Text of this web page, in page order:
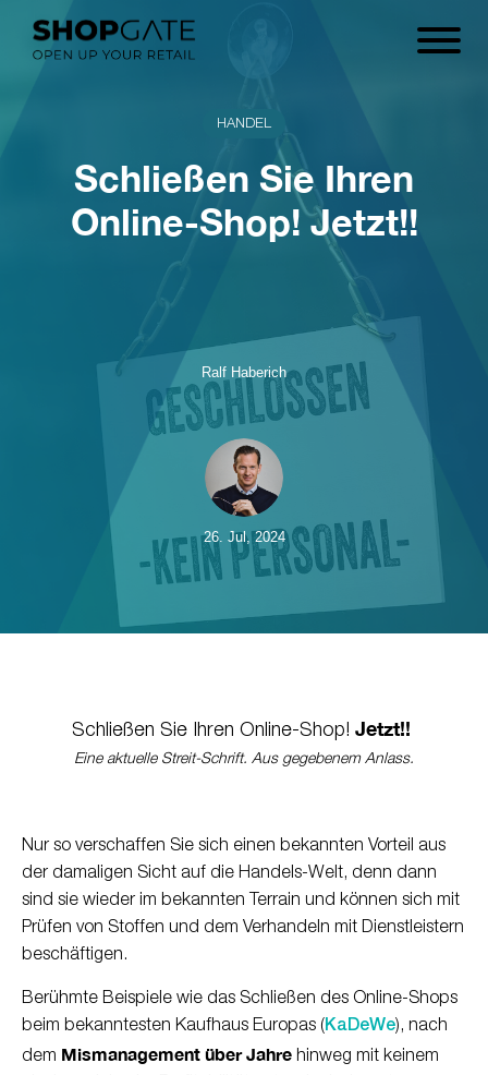
HANDEL
Schließen Sie Ihren
Online-Shop! Jetzt!!
Ralf Haberich
26. Jul, 2024
Schließen Sie Ihren Online-Shop! Jetzt!!
Eine aktuelle Streit-Schrift. Aus gegebenem Anlass.
Nur so verschaffen Sie sich einen bekannten Vorteil aus
der damaligen Sicht auf die Handels-Welt, denn dann
sind sie wieder im bekannten Terrain und können sich mit
Prüfen von Stoffen und dem Verhandeln mit Dienstleistern
beschäftigen.
Berühmte Beispiele wie das Schließen des Online-Shops
beim bekanntesten Kaufhaus Europas ( KaDeWe), nach
dem Mismanagement über Jahre hinweg mit keinem